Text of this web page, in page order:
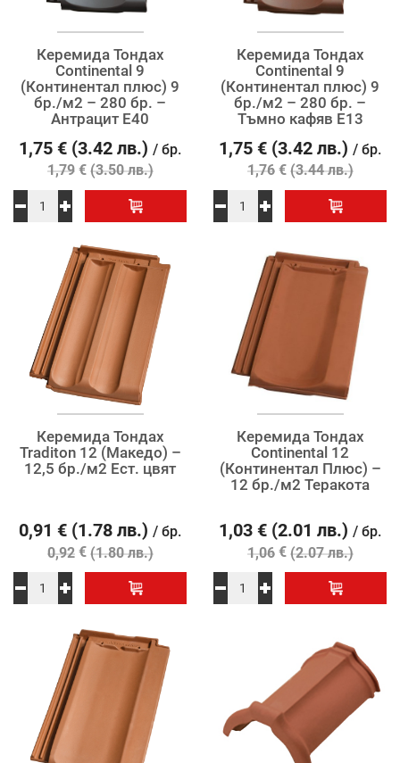
Керемида Тондах
Continental 9
(Континентал плюс) 9
бр./м2 – 280 бр. –
Антрацит E40
1,75 € (3.42 лв.) / бр.
1,79€ (3.50 лв.)
Керемида Тондах
Continental 9
(Континентал плюс) 9
бр./м2 – 280 бр. –
Тъмно кафяв E13
1,75 € (3.42 лв.) / бр.
1,76€ (3.44 лв.)
Керемида Тондах
Traditon 12 (Македо) –
12,5 бр./м2 Ест. цвят
0,91 € (1.78 лв.) / бр.
0,92€ (1.80 лв.)
Керемида Тондах
Continental 12
(Континентал Плюс) –
12 бр./м2 Теракота
1,03 € (2.01 лв.) / бр.
1,06€ (2.07 лв.)